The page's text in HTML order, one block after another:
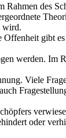
des
wird.
gibt
werden. Im
Viele
oder